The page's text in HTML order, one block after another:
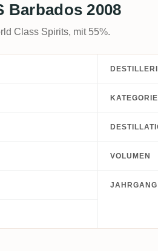
Barbados 2008
Class Spirits, mit 55%.
KATEGORIE
VOLUMEN
JAHRGANG